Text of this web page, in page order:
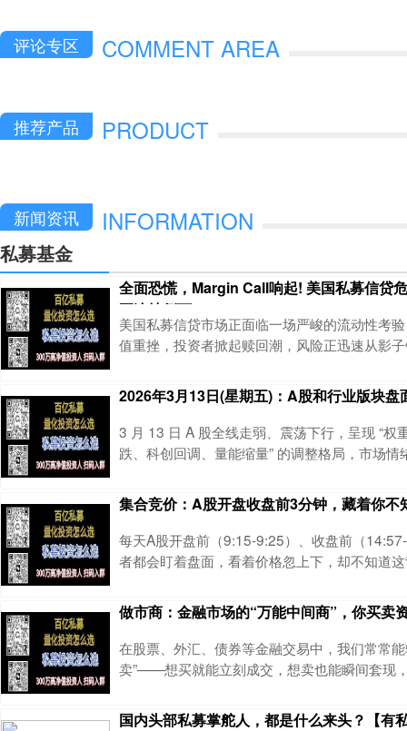
评论专区 COMMENT AREA
推荐产品 PRODUCT
新闻资讯 INFORMATION
私募基金
全面恐慌，Margin Call响起! 美国私募信贷
正连续倒下”
美国私募信贷市场正面临一场严峻的流动性考
值重挫，投资者掀起赎回潮，风险正迅速从影
美元的私募信贷相关风险敞口，其股价在法兰
6.1%，创下去年4月以来的最大单日跌幅。这
酵的私募信贷危机并未止步于影子银行体系，
响已开始显现。免费帮助投资人进行私募产品
2026年3月13日(星期五)：A股和行业版块盘
3 月 13 日 A 股全线走弱、震荡下行，呈现 “权
跌、科创回调、量能缩量” 的调整格局，市场情
要指数全部下跌，无一下涨，市场普跌特征显
跌：中证 1000（-1.46%）、中证 500（-
（-1.32%）、北证专精特新（-1.82%），中小
整幅度最
集合竞价：A股开盘收盘前3分钟，藏着你不
每天A股开盘前（9:15-9:25）、收盘前（
者都会盯着盘面，看着价格忽上下，却不知道
则是A股交易的“开篇和收尾”，直接决定了当天
还藏着主力的操盘信号和多空情绪。不少人因
则，要么被主力假单骗入被套，要么错过最佳
挂单失误白白损失利
做市商：金融市场的“万能中间商”，你买卖
在股票、外汇、债券等金融交易中，我们常常
卖”——想买就能立刻成交，想卖也能瞬间套现
道，这背后离不开一个关键角色——做市商。
国内头部私募掌舵人，都是什么来头？【有